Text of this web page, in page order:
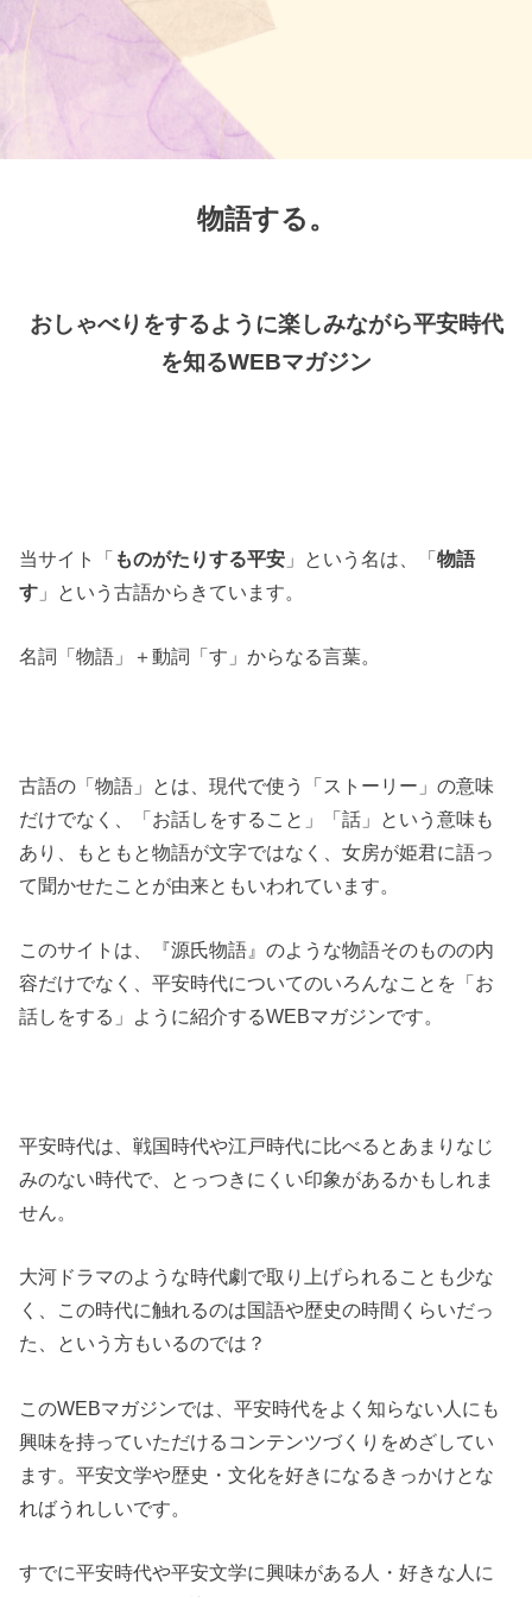
物語する。
おしゃべりをするように楽しみながら平安時代
を知るWEBマガジン
当サイト「 ものがたりする平安 」という名は、「物語
す 」という古語からきています。
名詞「物語」＋動詞「す」からなる言葉。
古語の「物語」とは、現代で使う「ストーリー」の意味
だけでなく、「お話しをすること」「話」という意味も
あり、もともと物語が文字ではなく、女房が姫君に語っ
て聞かせたことが由来ともいわれています。
このサイトは、『源氏物語』のような物語そのものの内
容だけでなく、平安時代についてのいろんなことを「お
話しをする」ように紹介するWEBマガジンです。
平安時代は、戦国時代や江戸時代に比べるとあまりなじ
みのない時代で、とっつきにくい印象があるかもしれま
せん。
大河ドラマのような時代劇で取り上げられることも少な
く、この時代に触れるのは国語や歴史の時間くらいだっ
た、という方もいるのでは？
このWEBマガジンでは、平安時代をよく知らない人にも
興味を持っていただけるコンテンツづくりをめざしてい
ます。平安文学や歴史・文化を好きになるきっかけとな
ればうれしいです。
すでに平安時代や平安文学に興味がある人・好きな人に